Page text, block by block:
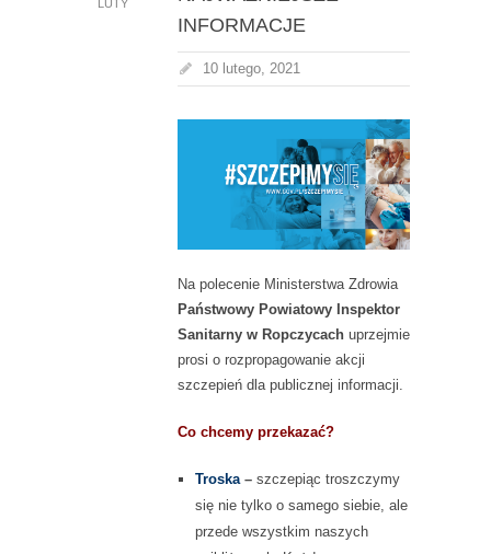
LUTY
INFORMACJE
10 lutego, 2021
Na polecenie Ministerstwa Zdrowia
Państwowy Powiatowy Inspektor
Sanitarny w Ropczycach uprzejmie
prosi o rozpropagowanie akcji
szczepień dla publicznej informacji.
Co chcemy przekazać?
Troska – szczepiąc troszczymy
się nie tylko o samego siebie, ale
przede wszystkim naszych